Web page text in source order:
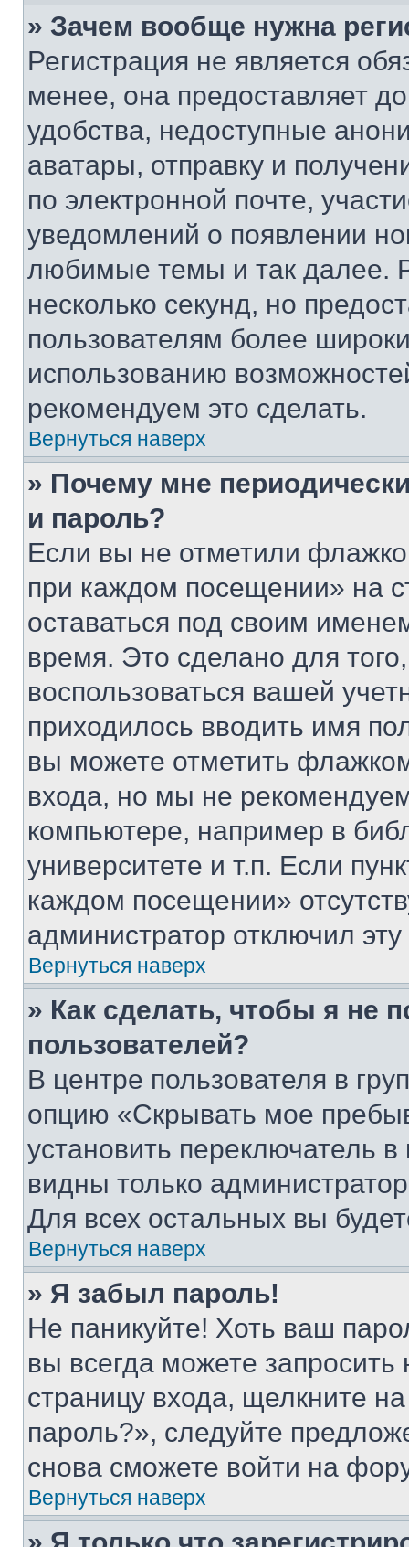
» Зачем вообще нужна
Регистрация не является
менее, она предоставляет
удобства, недоступные
аватары, отправку и
по электронной почте,
уведомлений о появлении
любимые темы и так далее.
несколько секунд, но
пользователям более
использованию
рекомендуем это сделать.
Вернуться наверх
» Почему мне
и пароль?
Если вы не отметили
при каждом посещении» на
оставаться под своим
время. Это сделано для
воспользоваться вашей
приходилось вводить имя
вы можете отметить
входа, но мы не
компьютере, например в
университете и т.п. Если
каждом посещении»
администратор отключил
Вернуться наверх
» Как сделать, чтобы я не
пользователей?
В центре пользователя в
опцию «Скрывать мое
установить переключатель
видны только
Для всех остальных вы
Вернуться наверх
» Я забыл пароль!
Не паникуйте! Хоть ваш
вы всегда можете
страницу входа, щелкните
пароль?», следуйте
снова сможете войти на
Вернуться наверх